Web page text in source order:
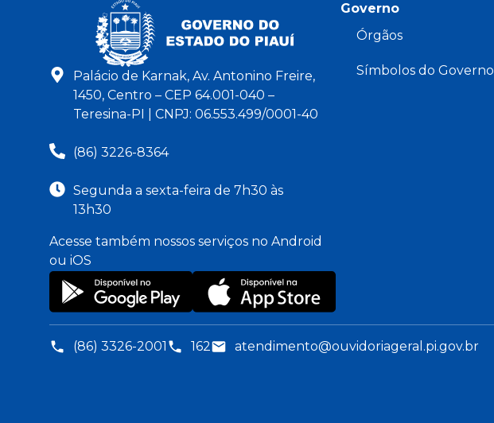
Palácio de Karnak, Av. Antonino Freire,
1450, Centro – CEP 64.001-040 –
Teresina-PI | CNPJ: 06.553.499/0001-40
(86) 3226-8364
Segunda a sexta-feira de 7h30 às
13h30
Acesse também nossos serviços no Android
ou iOS
Governo
Órgãos
Símbolos do Governo
(86) 3326-2001 162 atendimento@ouvidoriageral.pi.gov.br